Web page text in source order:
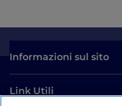
Informazioni sul sito
Link Utili